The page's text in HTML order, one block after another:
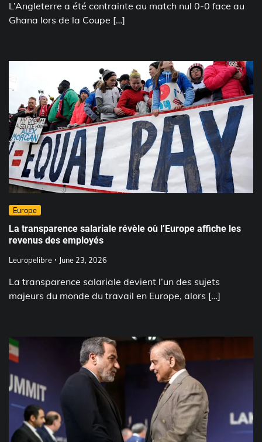
L’Angleterre a été contrainte au match nul 0-0 face au
Ghana lors de la Coupe […]
Europe
La transparence salariale révèle où l’Europe affiche les
revenus des employés
Leuropelibre June 23, 2026
La transparence salariale devient l’un des sujets
majeurs du monde du travail en Europe, alors […]